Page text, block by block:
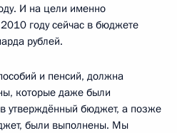
И на цели именно
году сейчас в бюджете
рублей.
и пенсий, должна
которые даже были
утверждённый бюджет, а позже
были выполнены. Мы